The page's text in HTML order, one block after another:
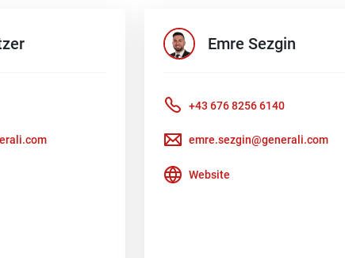
Emre Sezgin
+43 676 8256 6140
emre.sezgin@generali.com
Website